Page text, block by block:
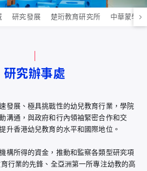
研究發展 楚珩教育研究所 中華蒙學苑
研究辦事處
發展、極具挑戰性的幼兒教育行業，學院
溝通，與政府和行內領袖緊密合作和交
升香港幼兒教育的水平和國際地位。
構所得的資金，推動和監察各類型研究項
行業的先鋒、全亞洲第一所專注幼教的高